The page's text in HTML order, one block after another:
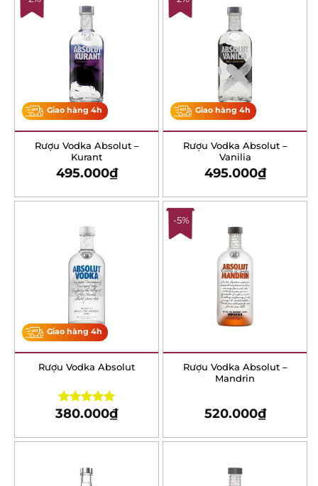
Giao hàng 4h
Rượu Vodka Absolut –
Kurant
495.000
Giao hàng 4h
Rượu Vodka Absolut –
Vanilia
495.000₫
Giao hàng 4h
Rượu Vodka Absolut
Rated4.85
out of 5
380.000₫
-5%
Rượu Vodka Absolut –
Mandrin